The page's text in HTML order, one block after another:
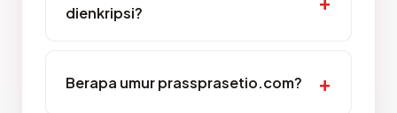
dienkripsi?
Berapa umur prassprasetio.com?